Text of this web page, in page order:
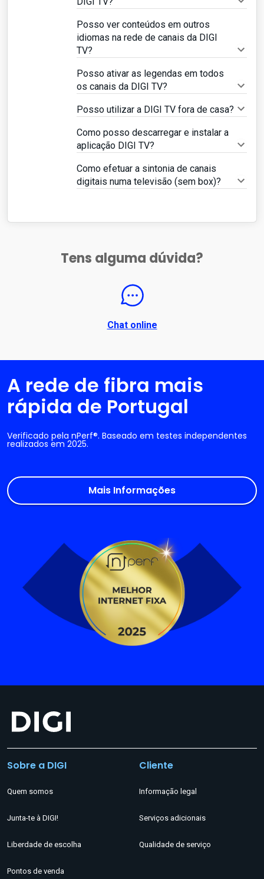
Posso ver conteúdos em outros
idiomas na rede de canais da DIGI
TV?
Posso ativar as legendas em todos
os canais da DIGI TV?
Posso utilizar a DIGI TV fora de casa?
Como posso descarregar e instalar a
aplicação DIGI TV?
Como efetuar a sintonia de canais
digitais numa televisão (sem box)?
Tens alguma dúvida?
Chat online
A rede de fibra mais
rápida de Portugal
Verificado pela nPerf®. Baseado em testes independentes
realizados em 2025.
Mais Informações
Sobre a DIGI
Quem somos
Junta-te à DIGI!
Liberdade de escolha
Pontos de venda
Cliente
Informação legal
Serviços adicionais
Qualidade de serviço